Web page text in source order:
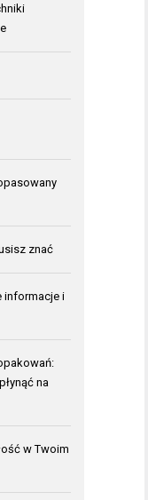
znać
informacje i
na
w Twoim